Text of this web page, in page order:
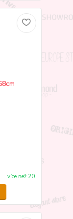
více než 20